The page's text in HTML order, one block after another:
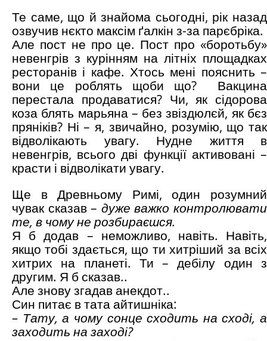
Те саме, що й знайома сьогодні, рік назад
озвучив нєкто максім ґалкін з-за парєбріка.
Але пост не про це. Пост про «боротьбу»
невенгрів з курінням на літніх площадках
ресторанів і кафе. Хтось мені пояснить –
вони це роблять щоби що? Вакцина
перестала продаватися? Чи, як сідорова
коза блять марьяна – без звіздюлєй, як бєз
пряніків? Ні – я, звичайно, розумію, що так
відволікають увагу. Нудне життя в
невенгрів, всього дві функції активовані –
красти і відволікати увагу.
Ще в Древньому Римі, один розумний
чувак сказав – дуже важкоконтролювати
те, в чому не розбираєшся.
Я б додав – неможливо, навіть. Навіть,
якщо тобі здається, що ти хитріший за всіх
хитрих на планеті. Ти – дебілу один з
другим. Я б сказав..
Але знову згадав анекдот..
Син питає в тата айтишніка:
– Тату, а чому сонце сходить на сході, а
заходить на заході?